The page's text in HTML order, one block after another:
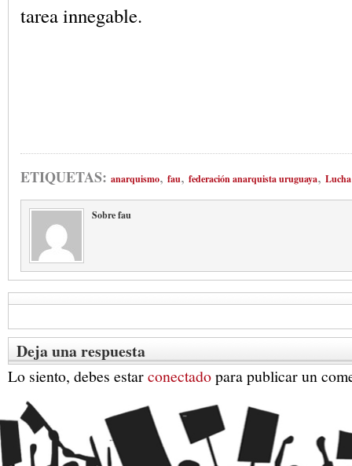
tarea innegable.
ETIQUETAS: anarquismo, fau, federación anarquista uruguaya,
Sobre fau
Deja una respuesta
Lo siento, debes estarconectadopara publicar un